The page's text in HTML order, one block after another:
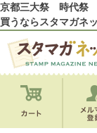
京都三大祭 時代祭
買うならスタマガネ